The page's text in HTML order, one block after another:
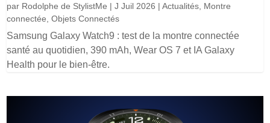
par Rodolphe de StylistMe |J Juil 2026 |Actualités, Montre
connectée,Objets Connectés
Samsung Galaxy Watch9 : test de la montre connectée
santé au quotidien, 390 mAh, Wear OS 7 et IA Galaxy
Health pour le bien-être.